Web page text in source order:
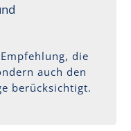
die
auch den
berücksichtigt.